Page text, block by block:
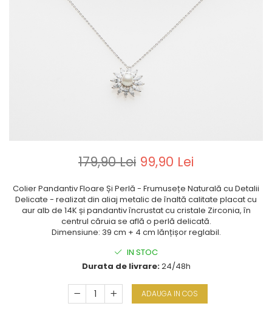
179,90 Lei 99,90 Lei
Colier Pandantiv Floare Și Perlă - Frumusețe Naturală cu Detalii
Delicate - realizat din aliaj metalic de înaltă calitate placat cu
aur alb de 14K și pandantiv încrustat cu cristale Zirconia, în
centrul căruia se află o perlă delicată.
Dimensiune: 39 cm + 4 cm lănțișor reglabil.
IN STOC
Durata de livrare:24/48h
ADAUGA IN COS